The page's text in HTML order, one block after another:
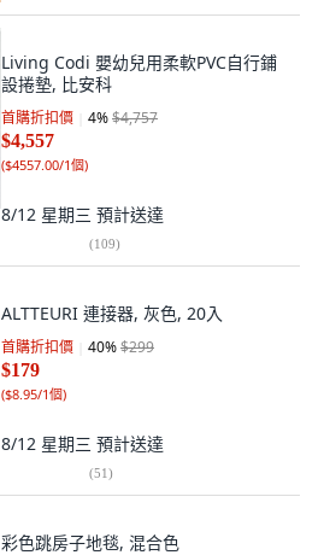
Living Codi 嬰幼兒用柔軟PVC自行鋪
設捲墊, 比安科
首購折扣價 4%$4,757
$4,557
($4557.00/1個)
8/12 星期三 預計送達
(109)
ALTTEURI 連接器, 灰色, 20入
首購折扣價 40%$299
$179
($8.95/1個)
8/12 星期三 預計送達
(51)
彩色跳房子地毯, 混合色